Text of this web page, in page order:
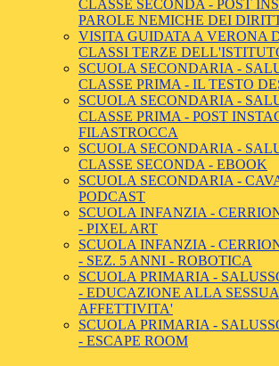
CLASSE SECONDA - POST
PAROLE NEMICHE DEI
VISITA GUIDATA A VERONA
CLASSI TERZE
SCUOLA SECONDARIA -
CLASSE PRIMA - IL TESTO
SCUOLA SECONDARIA -
CLASSE PRIMA - POST
FILASTROCCA
SCUOLA SECONDARIA -
CLASSE SECONDA - EBOOK
SCUOLA SECONDARIA -
PODCAST
SCUOLA INFANZIA -
- PIXEL ART
SCUOLA INFANZIA -
- SEZ. 5 ANNI - ROBOTICA
SCUOLA PRIMARIA -
- EDUCAZIONE ALLA
AFFETTIVITA'
SCUOLA PRIMARIA -
- ESCAPE ROOM